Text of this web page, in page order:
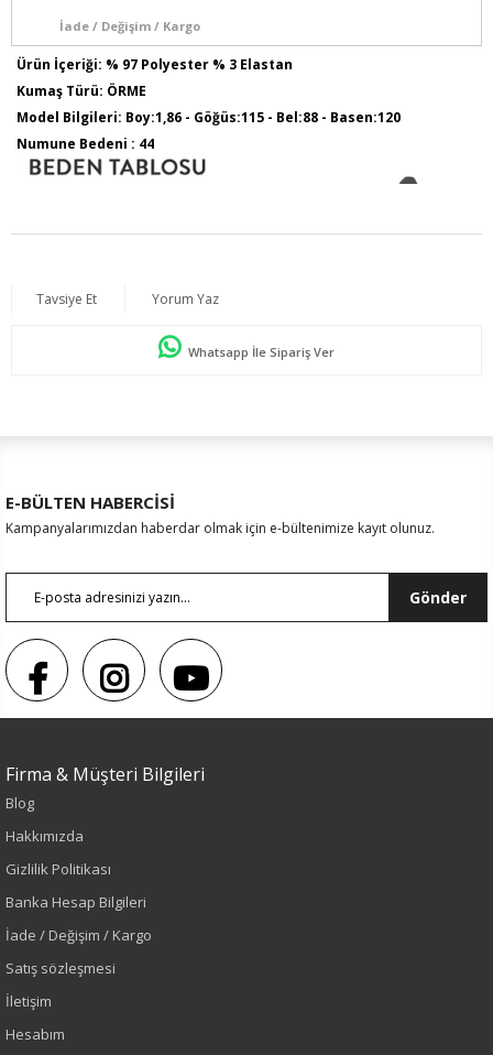
İade / Değişim / Kargo
Ürün İçeriği: % 97 Polyester % 3 Elastan
Kumaş Türü: ÖRME
Model Bilgileri: Boy:1,86 - Göğüs:115 - Bel:88 - Basen:120
Numune Bedeni : 44
Sezon : YAZLIK
Renk
Sezon
Yaş Grubu
Tavsiye Et Yorum Yaz
Whatsapp İle Sipariş Ver
E-BÜLTEN HABERCİSİ
Kampanyalarımızdan haberdar olmak için e-bültenimize kayıt olunuz.
Gönder
Firma & Müşteri Bilgileri
Blog
Hakkımızda
Gizlilik Politikası
Banka Hesap Bilgileri
İade / Değişim / Kargo
Satış sözleşmesi
İletişim
Hesabım